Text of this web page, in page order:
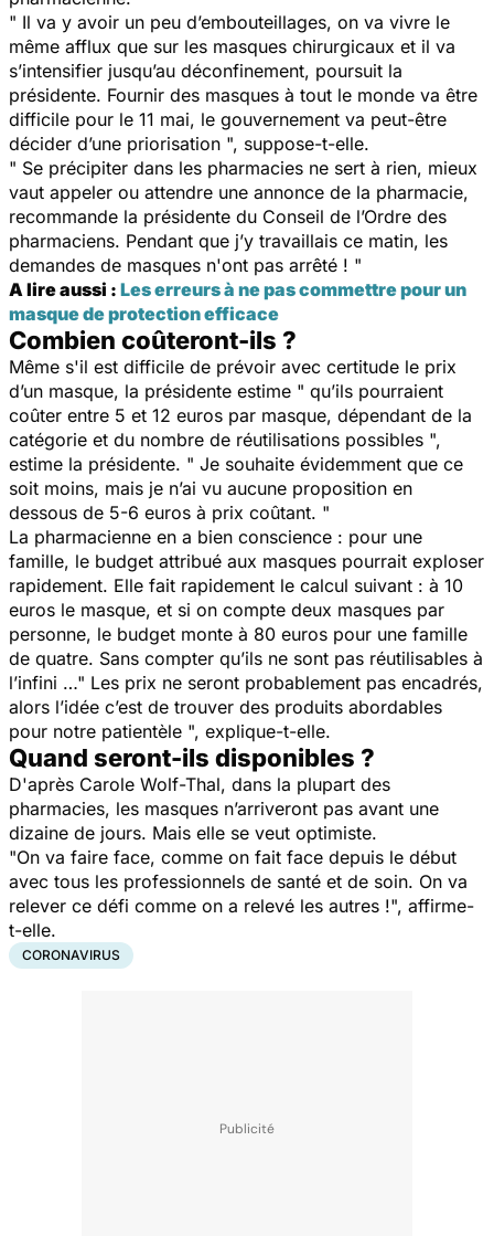
" Il va y avoir un peu d’embouteillages, on va vivre le
même afflux que sur les masques chirurgicaux et il va
s’intensifier jusqu’au déconfinement, poursuit la
présidente. Fournir des masques à tout le monde va être
difficile pour le 11 mai, le gouvernement va peut-être
décider d’une priorisation ", suppose-t-elle.
" Se précipiter dans les pharmacies ne sert à rien, mieux
vaut appeler ou attendre une annonce de la pharmacie,
recommande la présidente du Conseil de l’Ordre des
pharmaciens. Pendant que j’y travaillais ce matin, les
demandes de masques n'ont pas arrêté ! "
A lire aussi : Les erreurs à ne pas commettre pour un
masque de protection efficace
Combien coûteront-ils ?
Même s'il est difficile de prévoir avec certitude le prix
d’un masque, la présidente estime " qu’ils pourraient
coûter entre 5 et 12 euros par masque, dépendant de la
catégorie et du nombre de réutilisations possibles ",
estime la présidente. " Je souhaite évidemment que ce
soit moins, mais je n’ai vu aucune proposition en
dessous de 5-6 euros à prix coûtant. "
La pharmacienne en a bien conscience : pour une
famille, le budget attribué aux masques pourrait exploser
rapidement. Elle fait rapidement le calcul suivant : à 10
euros le masque, et si on compte deux masques par
personne, le budget monte à 80 euros pour une famille
de quatre. Sans compter qu’ils ne sont pas réutilisables à
l’infini …" Les prix ne seront probablement pas encadrés,
alors l’idée c’est de trouver des produits abordables
pour notre patientèle ", explique-t-elle.
Quand seront-ils disponibles ?
D'après Carole Wolf-Thal, dans la plupart des
pharmacies, les masques n’arriveront pas avant une
dizaine de jours. Mais elle se veut optimiste.
"On va faire face, comme on fait face depuis le début
avec tous les professionnels de santé et de soin. On va
relever ce défi comme on a relevé les autres !", affirme-
t-elle.
CORONAVIRUS